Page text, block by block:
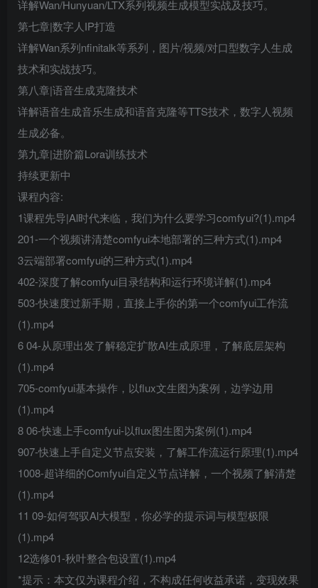
详解Wan/Hunyuan/LTX系列视频生成模型实战及技巧。
第七章|数字人IP打造
详解Wan系列nfinitalk等系列，图片/视频/对口型数字人生成
技术和实战技巧。
第八章|语音生成克隆技术
详解语音生成音乐生成和语音克隆等TTS技术，数字人视频
生成必备。
第九章|进阶篇Lora训练技术
持续更新中
课程内容:
1课程先导|Al时代来临，我们为什么要学习comfyui?(1).mp4
201-一个视频讲清楚comfyui本地部署的三种方式(1).mp4
3云端部署comfyui的三种方式(1).mp4
402-深度了解comfyui目录结构和运行环境详解(1).mp4
503-快速度过新手期，直接上手你的第一个comfyui工作流
(1).mp4
6 04-从原理出发了解稳定扩散AI生成原理，了解底层架构
(1).mp4
705-comfyui基本操作，以flux文生图为案例，边学边用
(1).mp4
8 06-快速上手comfyui-以flux图生图为案例(1).mp4
907-快速上手自定义节点安装，了解工作流运行原理(1).mp4
1008-超详细的Comfyui自定义节点详解，一个视频了解清楚
(1).mp4
11 09-如何驾驭Al大模型，你必学的提示词与模型极限
(1).mp4
12选修01-秋叶整合包设置(1).mp4
*提示：本文仅为课程介绍，不构成任何收益承诺，变现效果